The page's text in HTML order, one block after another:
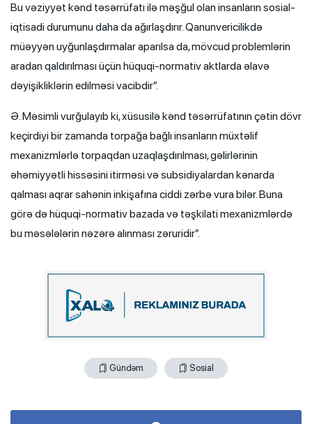
Bu vəziyyət kənd təsərrüfatı ilə məşğul olan insanların sosial-
iqtisadi durumunu daha da ağırlaşdırır. Qanunvericilikdə
müəyyən uyğunlaşdırmalar aparılsa da, mövcud problemlərin
aradan qaldırılması üçün hüquqi-normativ aktlarda əlavə
dəyişikliklərin edilməsi vacibdir”.
Ə. Məsimli vurğulayıb ki, xüsusilə kənd təsərrüfatının çətin dövr
keçirdiyi bir zamanda torpağa bağlı insanların müxtəlif
mexanizmlərlə torpaqdan uzaqlaşdırılması, gəlirlərinin
əhəmiyyətli hissəsini itirməsi və subsidiyalardan kənarda
qalması aqrar sahənin inkişafına ciddi zərbə vura bilər. Buna
görə də hüquqi-normativ bazada və təşkilati mexanizmlərdə
bu məsələlərin nəzərə alınması zəruridir”.
Gündəm Sosial